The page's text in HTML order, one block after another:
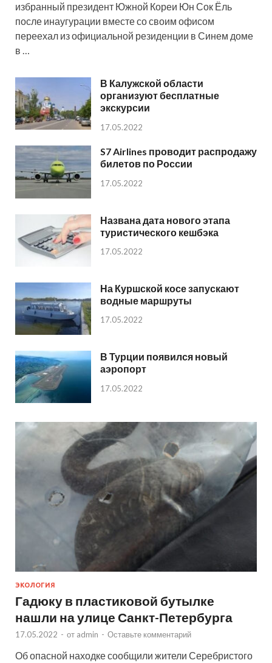
избранный президент Южной Кореи Юн Сок Ёль
после инаугурации вместе со своим офисом
переехал из официальной резиденции в Синем доме
в …
В Калужской области
организуют бесплатные
экскурсии
17.05.2022
S7 Airlines проводит распродажу
билетов по России
17.05.2022
Названа дата нового этапа
туристического кешбэка
17.05.2022
На Куршской косе запускают
водные маршруты
17.05.2022
В Турции появился новый
аэропорт
17.05.2022
ЭКОЛОГИЯ
Гадюку в пластиковой бутылке
нашли на улице Санкт-Петербурга
17.05.2022 - от admin - Оставьте комментарий
Об опасной находке сообщили жители Серебристого